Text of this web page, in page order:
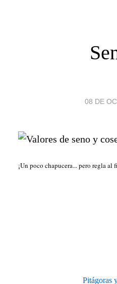
08 DE
¡Un poco chapucera... pero regla
Pitágoras